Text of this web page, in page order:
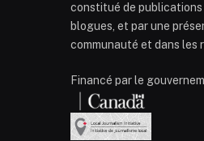
constitué de publications
blogues, et par une
communauté et dans les
Financé par le